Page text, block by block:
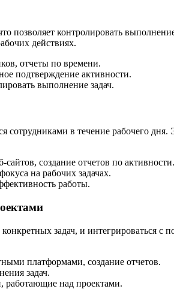
позволяет контролировать
действиях.
отчеты по времени.
подтверждение активности.
выполнение задач.
в течение рабочего
создание отчетов по активности.
на рабочих задачах.
работы.
задач, и интегрироваться
платформами, создание отчетов.
задач.
работающие над проектами.